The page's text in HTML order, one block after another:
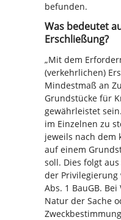
befunden.
Was bedeutet
Erschließung?
„Mit dem
(verkehrlichen)
Mindestmaß an
Grundstücke für
gewährleistet
im Einzelnen zu
jeweils nach dem
auf einem
soll. Dies folgt
der Privilegierung
Abs. 1 BauGB.
Natur der Sache